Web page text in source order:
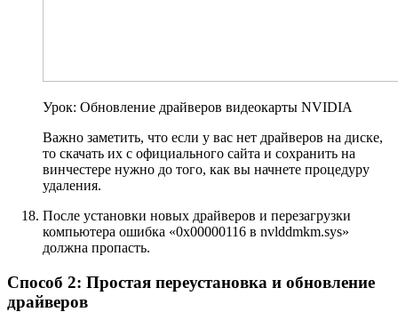
Урок: Обновление драйверов видеокарты NVIDIA
Важно заметить, что если у вас нет драйверов на диске,
то скачать их с официального сайта и сохранить на
винчестере нужно до того, как вы начнете процедуру
удаления.
После установки новых драйверов и перезагрузки
компьютера ошибка «0х00000116 в nvlddmkm.sys»
должна пропасть.
Способ 2: Простая переустановка и обновление
драйверов